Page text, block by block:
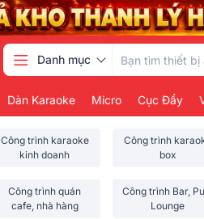
Danh mục
Dàn Karaoke Micro Cục Đẩy
Công trình karaoke
kinh doanh
Công trình
box
Công trình quán
cafe, nhà hàng
Công trình Bar,
Lounge